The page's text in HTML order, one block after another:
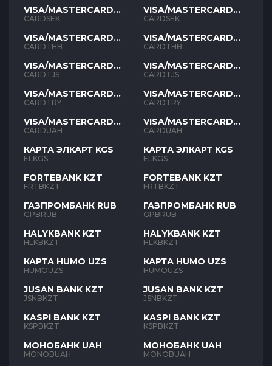
VISA/MASTERCARD
SEK
CARDSEK
VISA/MASTERCARD
THB
CARDTHB
VISA/MASTERCARD
TJS
CARDTJS
VISA/MASTERCARD
TYR
CARDTRY
VISA/MASTERCARD
UAH
CARDUAH
КАРТА ЭЛКАРТ KGS
ELKGS
FORTEBANK KZT
FRTBKZT
ГАЗПРОМБАНК RUB
GPBRUB
HALYKBANK KZT
HLKBKZT
КАРТА HUMO UZS
HUMOUZS
JUSAN BANK KZT
JSNBKZT
KASPI BANK KZT
KSPBKZT
МОНОБАНК UAH
MONOBUAH
VISA/MASTERCARD
SEK
CARDSEK
VISA/MASTERCARD
THB
CARDTHB
VISA/MASTERCARD
TJS
CARDTJS
VISA/MASTERCARD
TYR
CARDTRY
VISA/MASTERCARD
UAH
CARDUAH
КАРТА ЭЛКАРТ KGS
ELKGS
FORTEBANK KZT
FRTBKZT
ГАЗПРОМБАНК RUB
GPBRUB
HALYKBANK KZT
HLKBKZT
КАРТА HUMO UZS
HUMOUZS
JUSAN BANK KZT
JSNBKZT
KASPI BANK KZT
KSPBKZT
МОНОБАНК UAH
MONOBUAH